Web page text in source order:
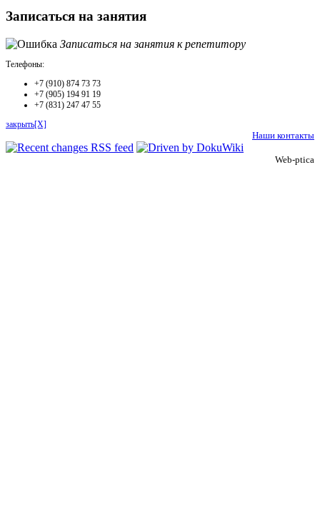
Записаться на занятия
Записаться на занятия к репетитору
Телефоны:
+7 (910) 874 73 73
+7 (905) 194 91 19
+7 (831) 247 47 55
закрыть[X]
Наши контакты
Web-ptica